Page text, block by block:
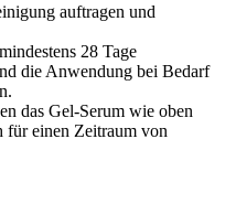
auftragen und
28 Tage
die Anwendung bei Bedarf
das Gel-Serum wie oben
für einen Zeitraum von